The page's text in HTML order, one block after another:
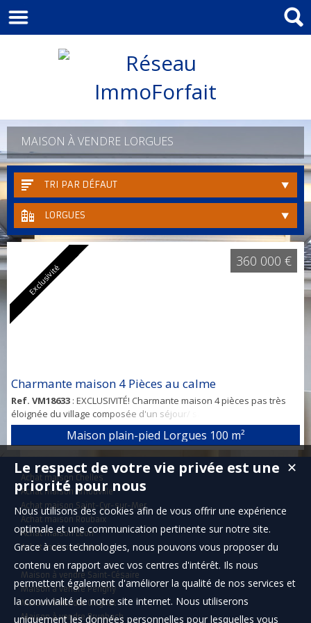
MAISON À VENDRE LORGUES
TRI PAR DÉFAUT
LORGUES
Exclusivité
Charmante maison 4 Pièces au calme
Ref. VM18633 : EXCLUSIVITÉ! Charmante maison 4 pièces pas très
éloignée du village composée d'un séjour/ salle à manger ouvert
sur une cuisine équipée, une buanderie, 3 chambres, une salle de
bain et toilette séparé. La maison a fait l'objet de nombreux travaux
de rénovation et rafraichissements (toiture neuve et cuisine neuve
notamment) et une chambre doit être terminée pour la vente. Elle
est orienté...
Maison plain-pied Lorgues 100 m²
360 000 €
Achat maison Chelles
Achat maison Arnouville
Achat maison Saint-Cyr-sur-Mer
Achat maison Roubaix
Achat maison Léon
Achat maison Santec
Maison à vendre Saint-Césaire
Maison à vendre Périgny
Maison à vendre Clugnat
Maison à vendre Bruebach
✕
Le respect de votre vie privée est une
priorité pour nous
Nous utilisons des cookies afin de vous offrir une expérience
optimale et une communication pertinente sur notre site.
Grace à ces technologies, nous pouvons vous proposer du
contenu en rapport avec vos centres d'intérêt. Ils nous
permettent également d'améliorer la qualité de nos services et
la convivialité de notre site internet. Nous utiliserons
uniquement les données personnelles pour lesquelles vous